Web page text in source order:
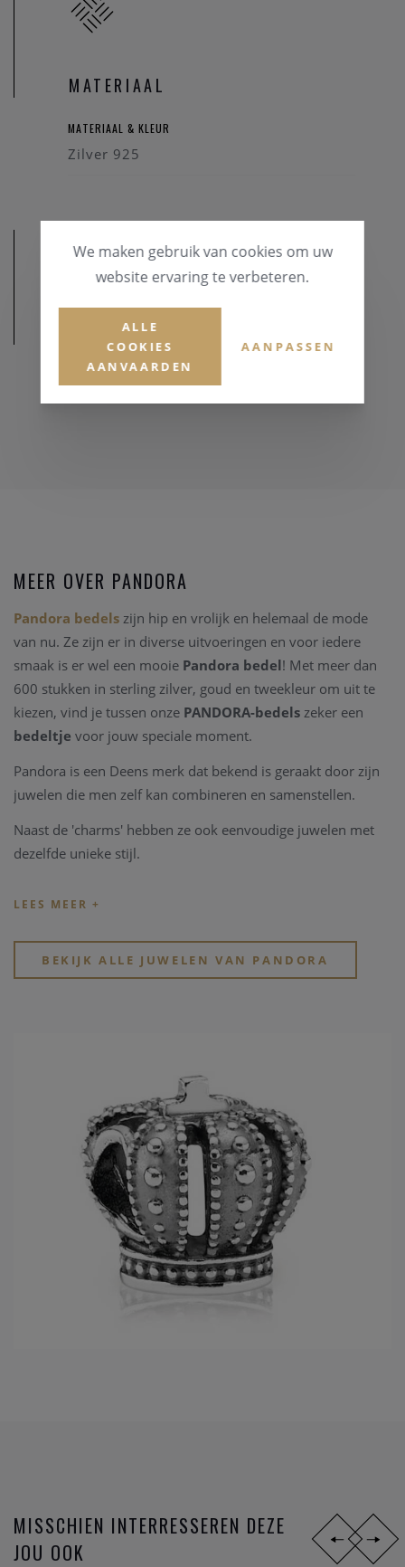
MATERIAAL
MATERIAAL & KLEUR
Zilver 925
AFMETINGEN
MEER OVER PANDORA
Pandora bedels zijn hip en vrolijk en helemaal de mode
van nu. Ze zijn er in diverse uitvoeringen en voor iedere
smaak is er wel een mooie Pandora bedel! Met meer dan
600 stukken in sterling zilver, goud en tweekleur om uit te
kiezen, vind je tussen onze PANDORA-bedels zeker een
bedeltje voor jouw speciale moment.
Pandora is een Deens merk dat bekend is geraakt door zijn
juwelen die men zelf kan combineren en samenstellen.
Naast de 'charms' hebben ze ook eenvoudige juwelen met
dezelfde unieke stijl.
collectie zonder rekening te houden met de bestaande
BEKIJK ALLE JUWELEN VAN PANDORA
MISSCHIEN INTERRESSEREN DEZE
JOU OOK
We maken gebruik van cookies om uw
website ervaring te verbeteren.
ALLE
COOKIES
AANVAARDEN
AANPASSEN